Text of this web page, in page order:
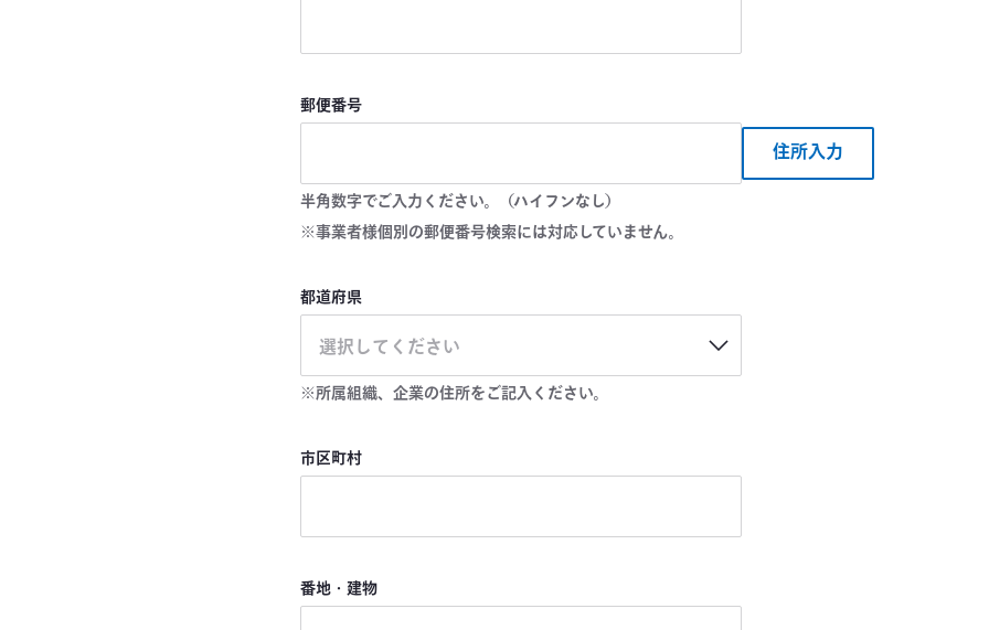
郵便番号
住所入力
半角数字でご入力ください。（ハイフンなし）
※事業者様個別の郵便番号検索には対応していません。
都道府県
選択してください
※所属組織、企業の住所をご記入ください。
市区町村
番地・建物